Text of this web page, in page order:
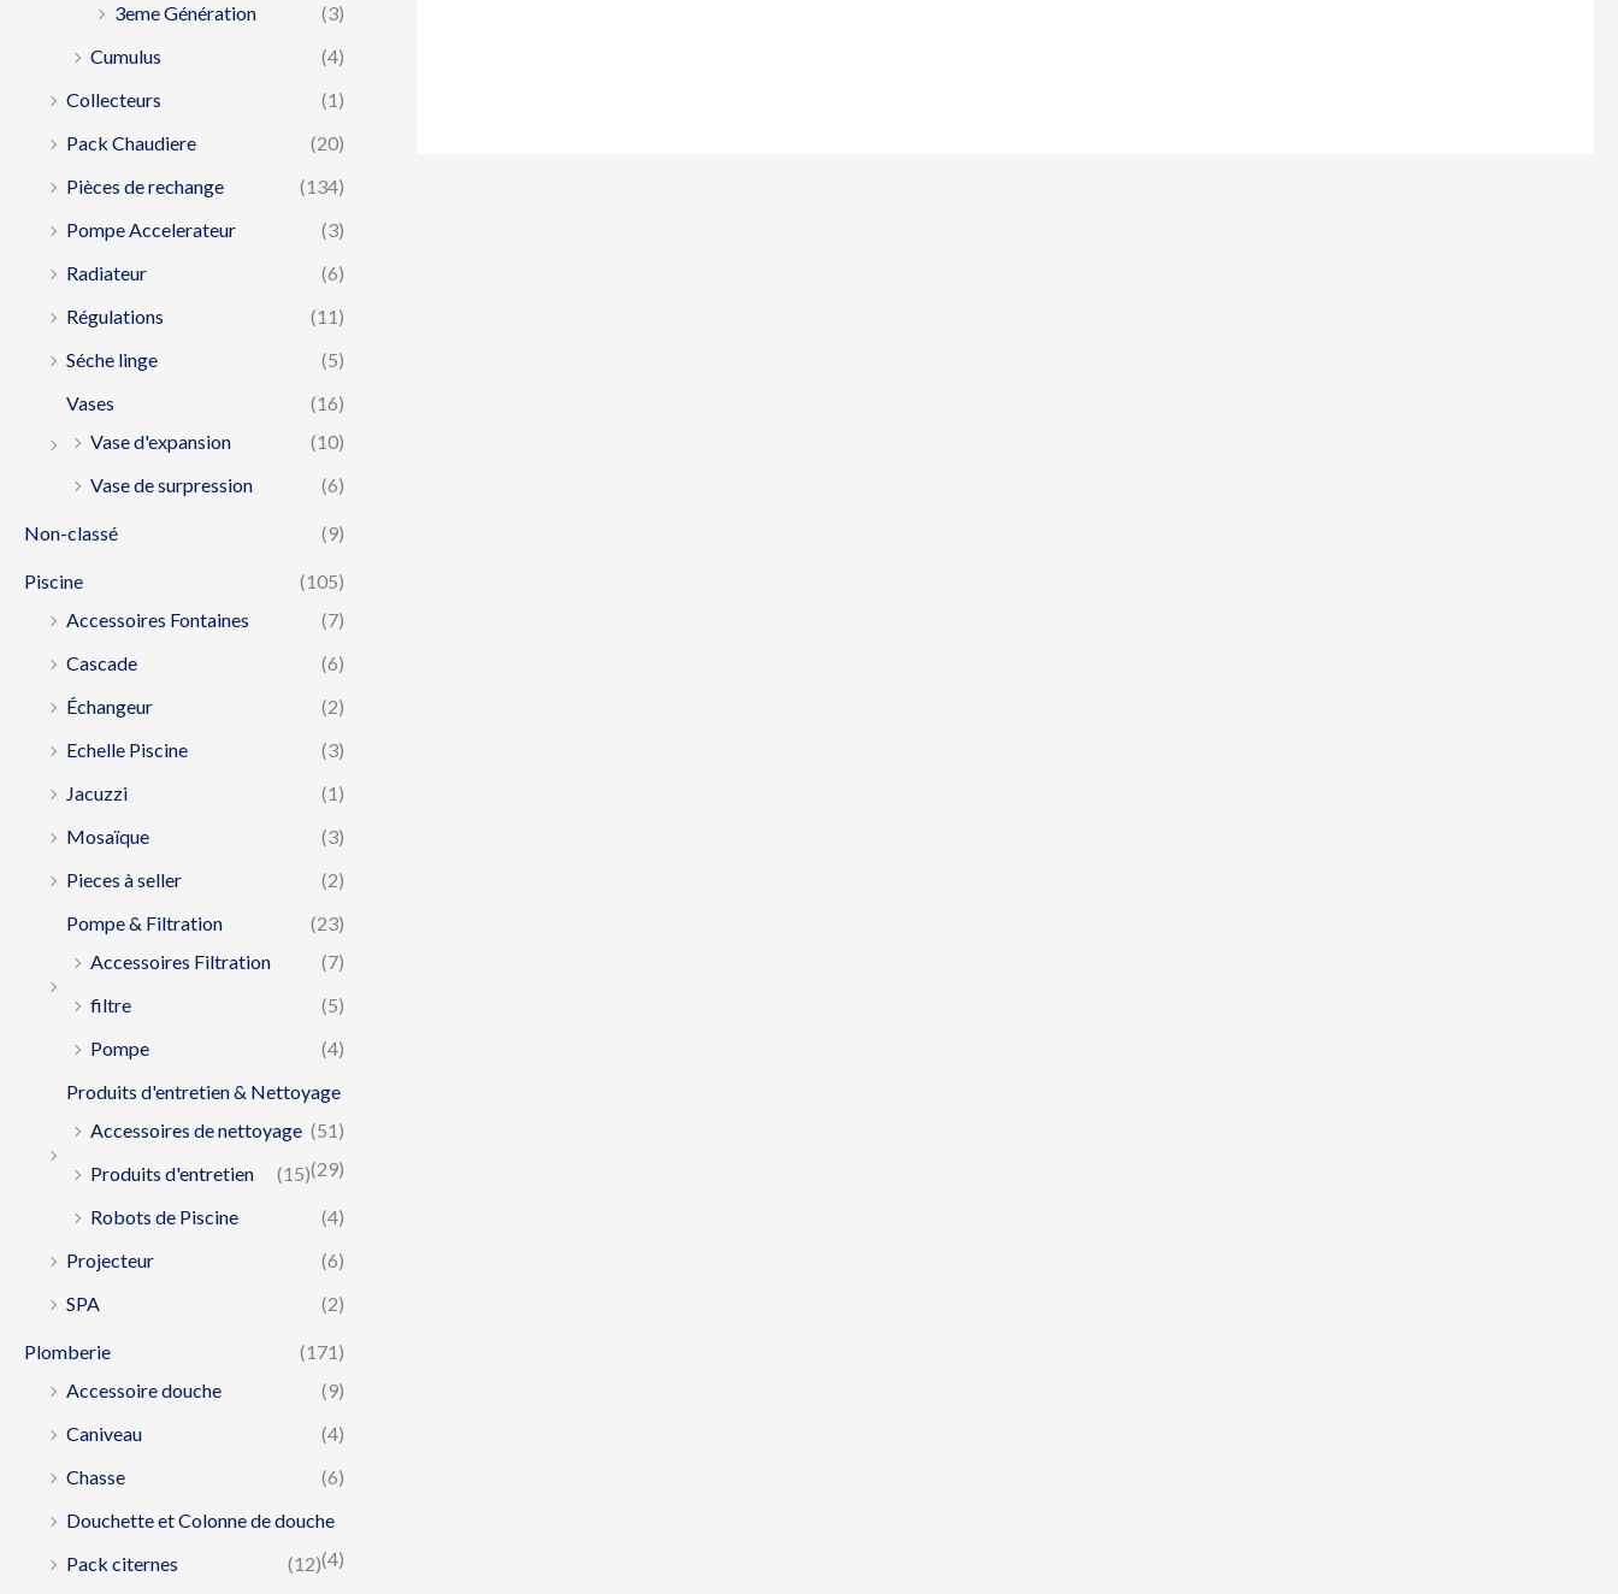
3eme Génération
(3)
Cumulus
(4)
Collecteurs
(1)
Pack Chaudiere
(20)
Pièces de rechange
(134)
Pompe Accelerateur
(3)
Radiateur
(6)
Régulations
(11)
Séche linge
(5)
Vases
(16)
Vase d'expansion
(10)
Vase de surpression
(6)
Non-classé (9)
Piscine
(105)
Accessoires Fontaines
(7)
Cascade
(6)
Échangeur
(2)
Echelle Piscine
(3)
Jacuzzi
(1)
Mosaïque
(3)
Pieces à seller
(2)
Pompe & Filtration
(23)
Accessoires Filtration
(7)
filtre
(5)
Pompe
(4)
Produits d'entretien & Nettoyage
(51)
Accessoires de nettoyage
(29)
Produits d'entretien
(15)
Robots de Piscine
(4)
Projecteur
(6)
SPA
(2)
Plomberie
(171)
Accessoire douche
(9)
Caniveau
(4)
Chasse
(6)
Douchette et Colonne de douche
(4)
Pack citernes
(12)